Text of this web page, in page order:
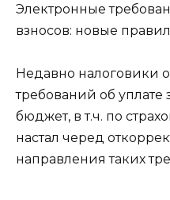
Электронные
взносов: новые
Недавно налоговики
требований об уплате
бюджет, в т.ч. по
настал черед
направления таких